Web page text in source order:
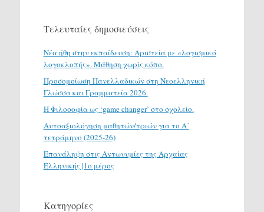
Τελευταίες δημοσιεύσεις
Νέα ήθη στην εκπαίδευση: Αριστεία με «λογισμικό
λογοκλοπής». Μάθηση χωρίς κόπο.
Προσομοίωση Πανελλαδικών στη Νεοελληνική
Γλώσσα και Γραμματεία 2026.
H Φιλοσοφία ως ‘game changer’ στο σχολείο.
Αυτοαξιολόγηση μαθητών/τριών για το Α΄
τετράμηνο (2025-26)
Επανάληψη στις Αντωνυμίες της Αρχαίας
Ελληνικής |1ο μέρος
Κατηγορίες